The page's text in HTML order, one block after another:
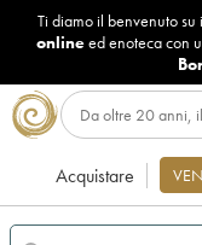
Ti diamo il benvenuto
onlineed enoteca con
Acquistare